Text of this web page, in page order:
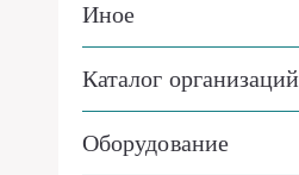
Иное
Каталог организаций
Оборудование